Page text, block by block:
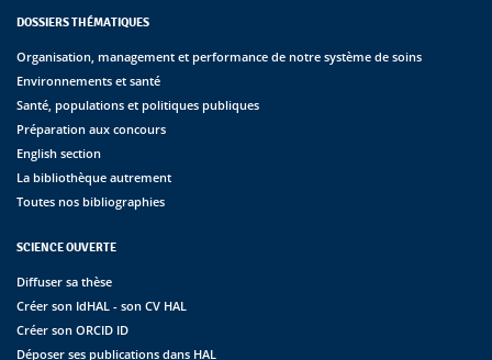
DOSSIERS THÉMATIQUES
Organisation, management et performance de notre système de soins
Environnements et santé
Santé, populations et politiques publiques
Préparation aux concours
English section
La bibliothèque autrement
Toutes nos bibliographies
SCIENCE OUVERTE
Diffuser sa thèse
Créer son IdHAL - son CV HAL
Créer son ORCID ID
Déposer ses publications dans HAL